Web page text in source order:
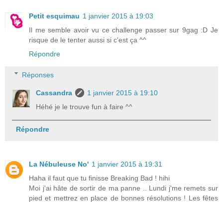
Petit esquimau 1 janvier 2015 à 19:03
Il me semble avoir vu ce challenge passer sur 9gag :D Je
risque de le tenter aussi si c'est ça ^^
Répondre
Réponses
Cassandra
1 janvier 2015 à 19:10
Héhé je le trouve fun à faire ^^
Répondre
La Nébuleuse No' 1 janvier 2015 à 19:31
Haha il faut que tu finisse Breaking Bad ! hihi
Moi j'ai hâte de sortir de ma panne .. Lundi j'me remets sur
pied et mettrez en place de bonnes résolutions ! Les fêtes